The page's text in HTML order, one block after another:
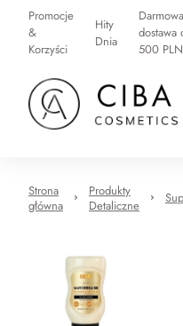
Promocje
&
Korzyści
Hity
Dnia
Darmowa
dostawa
500 PLN
Strona
główna
Produkty
Detaliczne